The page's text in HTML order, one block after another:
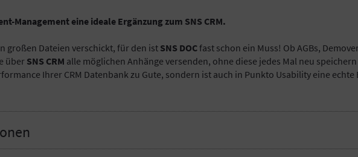
Management eine ideale Ergänzung zum SNS CRM.
großen Dateien verschickt, für den ist SNS DOCfast schon ein Muss! Ob AGBs,
überSNS CRM alle möglichen Anhänge versenden, ohne diese jedes Mal neu
Ihrer CRM Datenbank zu Gute, sondern ist auch in Punkto Usability eine echte